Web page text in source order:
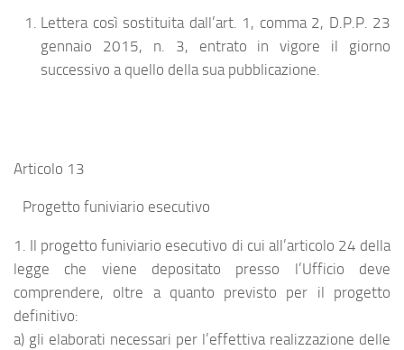
Lettera così sostituita dall’art. 1, comma 2, D.P.P. 23
gennaio 2015, n. 3, entrato in vigore il giorno
successivo a quello della sua pubblicazione.
Articolo 13
Progetto funiviario esecutivo
1. Il progetto funiviario esecutivo di cui all’articolo 24 della
legge che viene depositato presso l’Ufficio deve
comprendere, oltre a quanto previsto per il progetto
definitivo:
a) gli elaborati necessari per l’effettiva realizzazione delle